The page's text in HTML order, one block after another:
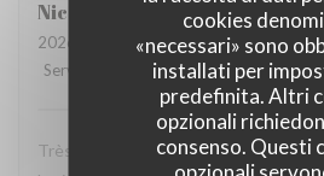
cookies
«necessari» sono
installati per
predefinita. Altri
opzionali
consenso. Questi
Nicolas
2026-08-03
- 20:00 - Ospiti 3
Servizio
Atmosfera:4/5 Cucina:
Très chic, très bon service ! Une